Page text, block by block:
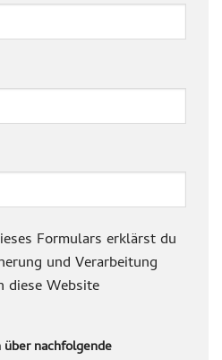
Formulars erklärst du
und Verarbeitung
diese Website
nachfolgende